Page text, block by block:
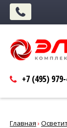
+7 (495)
Главная ›